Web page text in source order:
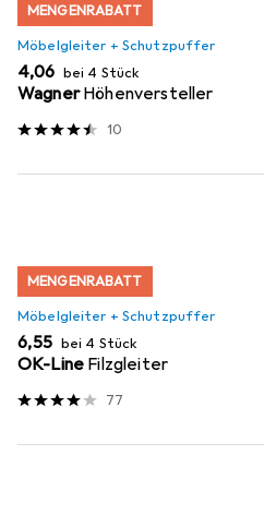
MENGENRABATT
Möbelgleiter + Schutzpuffer
EUR
4,06 bei 4 Stück
Wagner Höhenversteller
10
MENGENRABATT
Möbelgleiter + Schutzpuffer
EUR
6,55 bei 4 Stück
OK-Line Filzgleiter
77